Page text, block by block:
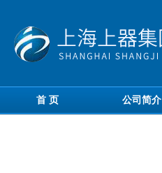
首 页 公司简介